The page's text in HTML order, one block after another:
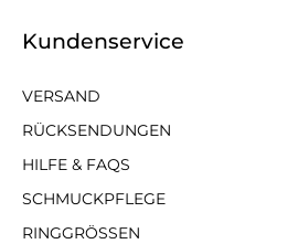
Kundenservice
VERSAND
RÜCKSENDUNGEN
HILFE & FAQS
SCHMUCKPFLEGE
RINGGRÖSSEN